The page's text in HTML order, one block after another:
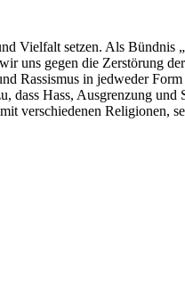
Vielfalt setzen. Als Bündnis
uns gegen die Zerstörung
Rassismus in jedweder
Hass, Ausgrenzung
verschiedenen Religionen,